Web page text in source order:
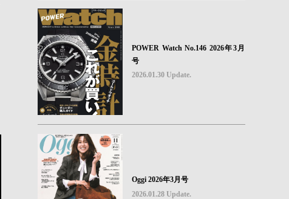
POWER Watch No.146 2026年3月
号
2026.01.30 Update.
Oggi 2026年3月号
2026.01.28 Update.